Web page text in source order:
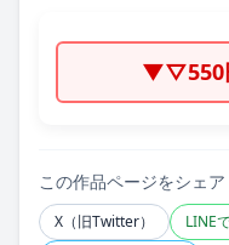
▼▽550
この作品ページをシェア
X（旧Twitter） LINE